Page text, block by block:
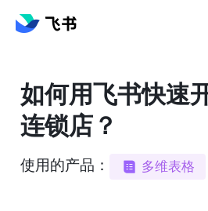
如何用飞书快速
连锁店？
使用的产品： 多维表格